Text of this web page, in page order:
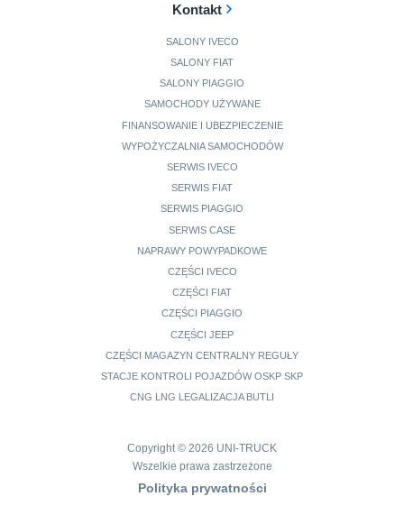
Kontakt
SALONY IVECO
SALONY FIAT
SALONY PIAGGIO
SAMOCHODY UŻYWANE
FINANSOWANIE I UBEZPIECZENIE
WYPOŻYCZALNIA SAMOCHODÓW
SERWIS IVECO
SERWIS FIAT
SERWIS PIAGGIO
SERWIS CASE
NAPRAWY POWYPADKOWE
CZĘŚCI IVECO
CZĘŚCI FIAT
CZĘŚCI PIAGGIO
CZĘŚCI JEEP
CZĘŚCI MAGAZYN CENTRALNY REGUŁY
STACJE KONTROLI POJAZDÓW OSKP SKP
CNG LNG LEGALIZACJA BUTLI
Copyright © 2026 UNI-TRUCK
Wszelkie prawa zastrzeżone
Polityka prywatności